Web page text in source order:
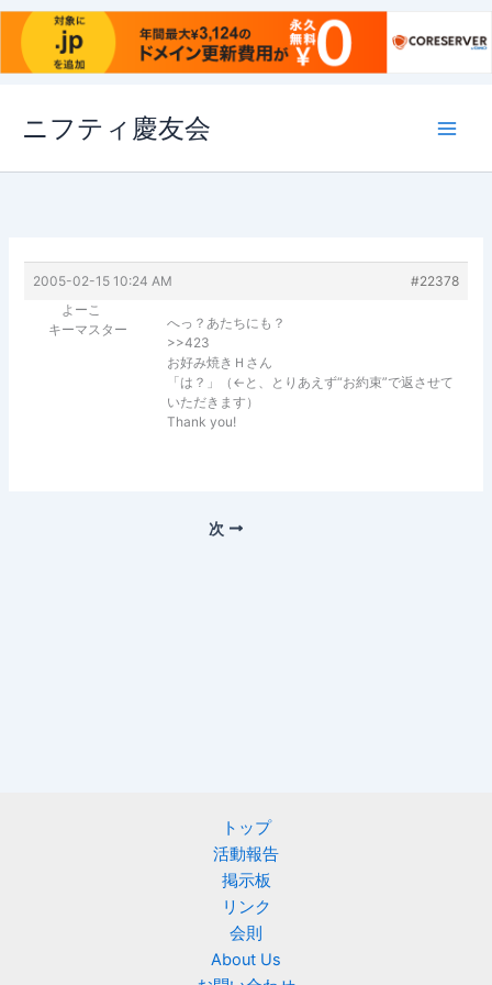
ス
ニフティ慶友会
2005-02-15 10:24 AM
#22378
よーこ
キーマスター
へっ？あたちにも？
>>423
お好み焼きＨさん
「は？」（←と、とりあえず“お約束”で返させて
いただきます）
Thank you!
次
トップ
活動報告
掲示板
リンク
会則
About Us